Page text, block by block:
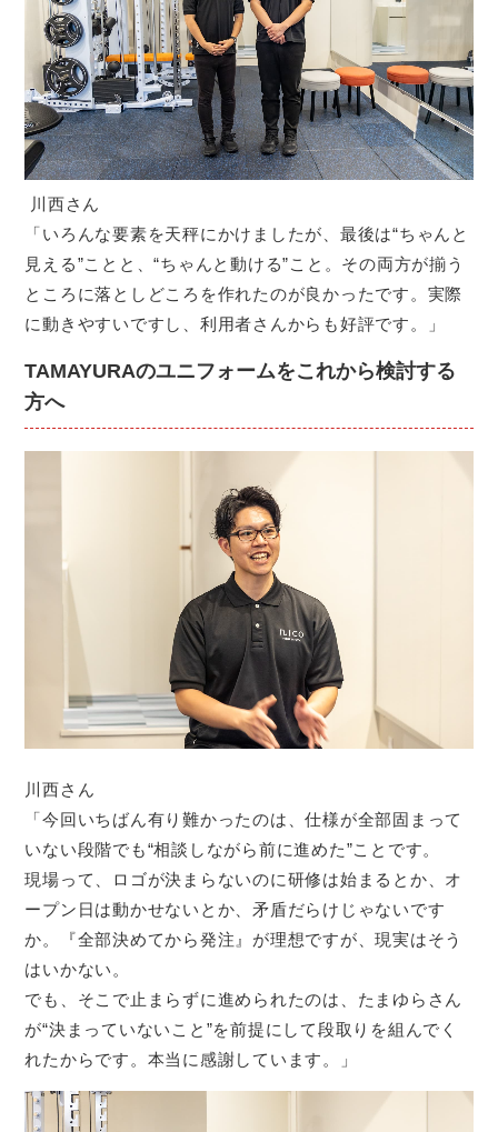
川西さん
「いろんな要素を天秤にかけましたが、最後は“ちゃんと
見える”ことと、“ちゃんと動ける”こと。その両方が揃う
ところに落としどころを作れたのが良かったです。実際
に動きやすいですし、利用者さんからも好評です。」
TAMAYURAのユニフォームをこれから検討する
方へ
川西さん
「今回いちばん有り難かったのは、仕様が全部固まって
いない段階でも“相談しながら前に進めた”ことです。
現場って、ロゴが決まらないのに研修は始まるとか、オ
ープン日は動かせないとか、矛盾だらけじゃないです
か。『全部決めてから発注』が理想ですが、現実はそう
はいかない。
でも、そこで止まらずに進められたのは、たまゆらさん
が“決まっていないこと”を前提にして段取りを組んでく
れたからです。本当に感謝しています。」